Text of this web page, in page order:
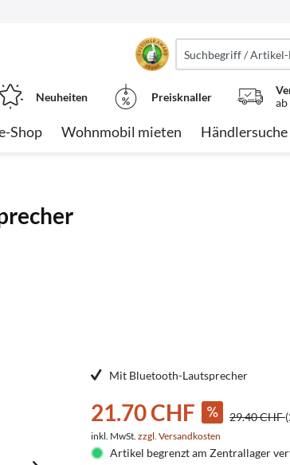
Neuheiten Preisknaller
Shop Wohnmobil mieten Händlersuche
Mit Bluetooth-Lautsprecher
21.70 CHF 29.40 CHF
inkl. MwSt.zzgl. Versandkosten
Artikel begrenzt am Zentrallager